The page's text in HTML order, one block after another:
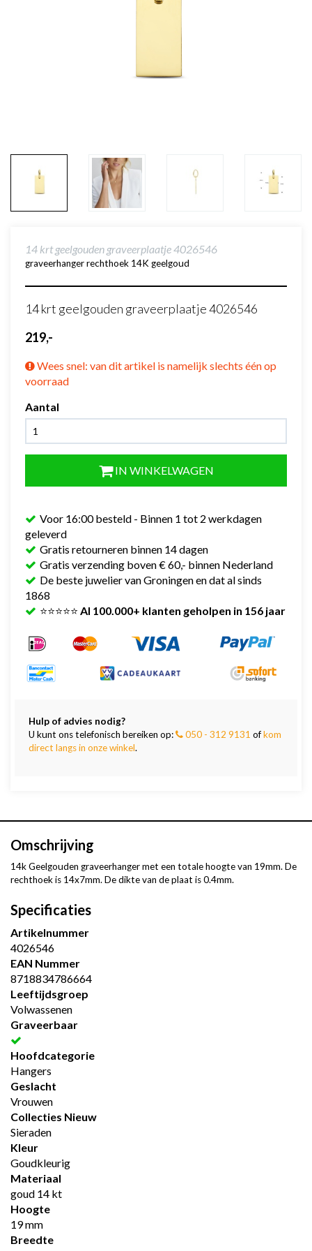
14 krt geelgouden graveerplaatje 4026546
graveerhanger rechthoek 14K geelgoud
14 krt geelgouden graveerplaatje 4026546
219,-
Wees snel: van dit artikel is namelijk slechts één op
voorraad
Aantal
IN WINKELWAGEN
Voor 16:00 besteld - Binnen 1 tot 2 werkdagen
geleverd
Gratis retourneren binnen 14 dagen
Gratis verzending boven € 60,- binnen Nederland
De beste juwelier van Groningen en dat al sinds
1868
⭐⭐⭐⭐⭐ Al 100.000+ klanten geholpen in 156 jaar
Hulp of advies nodig?
U kunt ons telefonisch bereiken op:
050 - 312 9131 ofkom
direct langs in onze winkel.
Omschrijving
14k Geelgouden graveerhanger met een totale hoogte van 19mm. De
rechthoek is 14x7mm. De dikte van de plaat is 0.4mm.
Specificaties
Artikelnummer
4026546
EAN Nummer
8718834786664
Leeftijdsgroep
Volwassenen
Graveerbaar
Hoofdcategorie
Hangers
Geslacht
Vrouwen
Collecties Nieuw
Sieraden
Kleur
Goudkleurig
Materiaal
goud 14 kt
Hoogte
19 mm
Breedte